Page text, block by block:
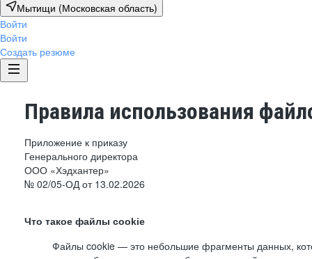
Мытищи (Московская область)
Войти
Войти
Создать резюме
Правила использования
Приложение к приказу
Генерального директора
ООО «Хэдхантер»
№ 02/05-ОД от 13.02.2026
Что такое файлы cookie
Файлы cookie — это небольшие фрагменты данных,